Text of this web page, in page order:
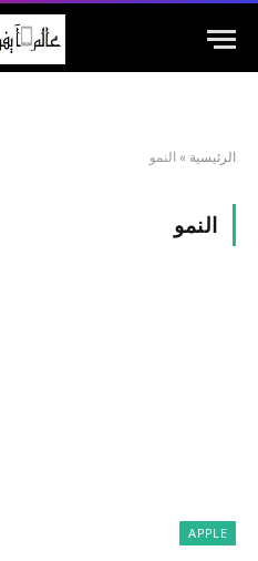
الرئيسية » النمو
النمو
APPLE